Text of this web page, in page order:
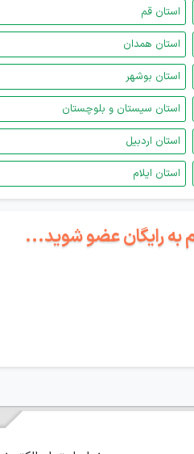
استان قم
استان همدان
استان بوشهر
استان سیستان و بلوچستان
استان اردبیل
استان ایلام
به رایگان عضو شوید...